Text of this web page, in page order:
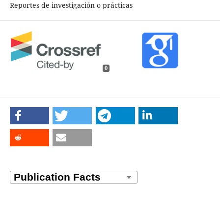
Reportes de investigación o prácticas
0